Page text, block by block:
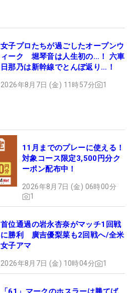
女子プロたちが過ごしたオープンウ
ィーク 堀琴音は人生初の…！ 六車
日那乃は新幹線でとんぼ返り…！
2026年8月7日 (金) 11時57分 1
11月までのプレーに使える！
対象コース限定3,500円分ク
ーポン配布中！
2026年8月7日 (金) 06時00分
1
首位通過の岩永杏奈がマッチ1回戦
に勝利 廣吉優梨菜も2回戦へ/全米
女子アマ
2026年8月7日 (金) 10時04分 1